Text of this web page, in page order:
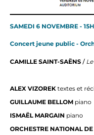
SAMEDI 6 NOVEMBRE -
Concert jeune public -
CAMILLE SAINT-SAËNS /
ALEX VIZOREK textes et
GUILLAUME BELLOM piano
ISMAËL MARGAIN piano
ORCHESTRE NATIONAL